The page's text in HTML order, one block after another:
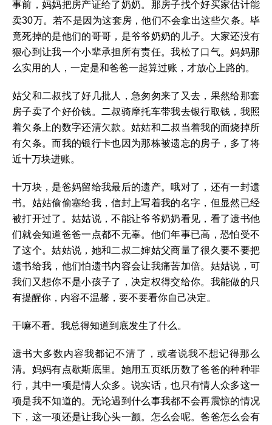
事前，妈妈把房产证给了奶奶。那房子找个好买家估计能
卖30万。若不是因为这套房，他们不会拿出这些欠条。毕
竟死掉的是他们的哥哥，是爷爷奶奶的儿子。大家还没有
狠心到让我一个小辈承担所有责任。我松了口气。妈妈那
么实用的人，一定是和爸爸一起算过账，才放心上路的。
姑父和二叔找了好几批人，急匆匆来了又去，果然给那套
房子卖了个好价钱。二叔骑摩托车带我去银行取钱，我照
着欠条上的数字还清欠款。姑姑和二叔当着我的面烧掉所
有欠条。而我的银行卡也因为那栋被遗忘的房子，多了将
近十万块进账。
十万块，是爸妈留给我最后的遗产。哦对了，还有一封遗
书。姑姑偷偷塞给我，信封上写着我的名字，但显然已经
被打开过了。姑姑说，不能让爷爷奶奶看见，看了遗书他
们就会知道爸爸一点都不无辜。他们年事已高，恐怕受不
了这个。姑姑说，她和二叔二婶姑父商量了很久要不要把
遗书给我，他们怕遗书内容会让我痛苦加倍。姑姑说，可
我们又想你不是小孩子了，决定权得交给你。我能做的只
有提醒你，内容不温馨，要不要看你自己决定。
干嘛不看。我总得知道到底发生了什么。
遗书大多数内容我都记不清了，或者说我不想记得那么
清。妈妈有点歇斯底里。她用五页纸历数了爸爸的种种罪
行，其中一项是情人众多。说实话，也只有情人众多这一
项是我不知道的。无论遇到什么事我都不会再震惊的情况
下，这一项还是让我心头一颤。怎么会呢。爸爸怎么会有